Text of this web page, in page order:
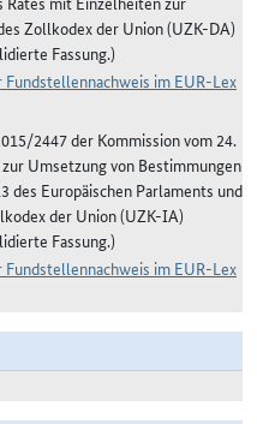
Zollkodex der Union (UZK-DA)
Fassung.)
im EUR-Lex
2447 der Kommission vom 24.
Umsetzung von Bestimmungen
des Europäischen Parlaments und
der Union (UZK-IA)
Fassung.)
im EUR-Lex